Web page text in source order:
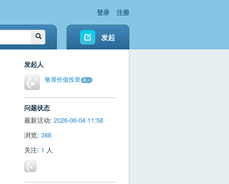
登录 注册
发起
发起人
敬畏价值投资
问题状态
最新活动: 2026-06-04 11:58
浏览: 388
关注: 1 人